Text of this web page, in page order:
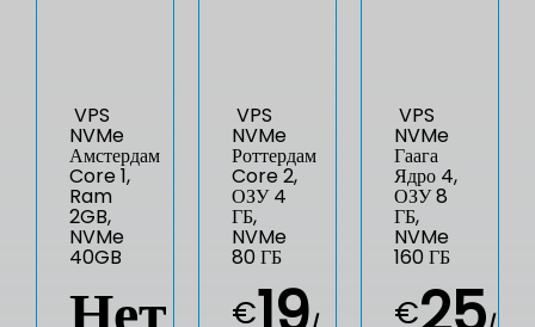
VPS
NVMe
Амстердам
Core 1,
Ram
2GB,
NVMe
40GB
VPS
NVMe
Роттердам
Core 2,
ОЗУ 4
ГБ,
NVMe
80 ГБ
€
VPS
NVMe
Гаага
Ядро 4,
ОЗУ 8
ГБ,
NVMe
160 ГБ
€